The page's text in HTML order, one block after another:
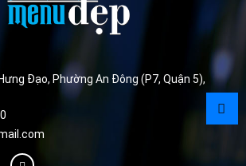
Đạo, Phường An Đông (P7, Quận 5),